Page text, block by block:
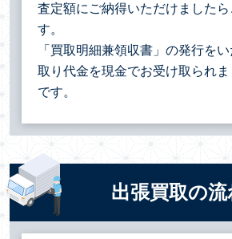
査定額にご納得いただけましたら
す。
「買取明細兼領収書」の発行を
取り代金を現金でお受け取られ
です。
出張買取の流